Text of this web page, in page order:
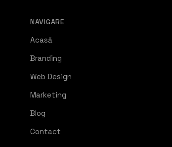
NAVIGARE
Acasă
Branding
Web Design
Marketing
Blog
Contact